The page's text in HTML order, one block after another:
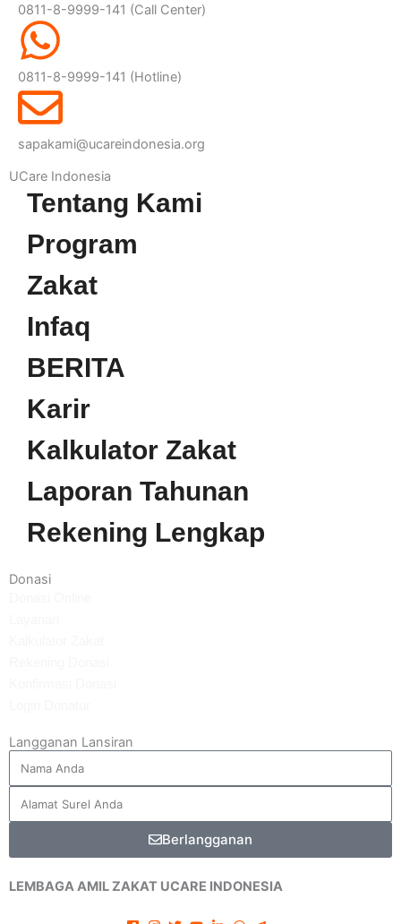
0811-8-9999-141 (Call Center)
0811-8-9999-141 (Hotline)
sapakami@ucareindonesia.org
UCare Indonesia
Tentang Kami
Program
Zakat
Infaq
BERITA
Karir
Kalkulator Zakat
Laporan Tahunan
Rekening Lengkap
Donasi
Langganan Lansiran
Berlangganan
LEMBAGA AMIL ZAKAT UCARE INDONESIA